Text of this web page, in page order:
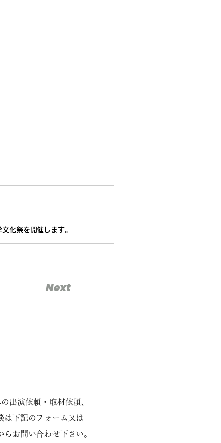
化祭を開催します。
Next
出演依頼・取材依頼、
は下記のフォーム又は
らお問い合わせ下さい。